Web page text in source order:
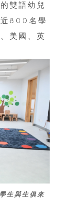
雙語幼兒
近800名學
美國、英
生與生俱來